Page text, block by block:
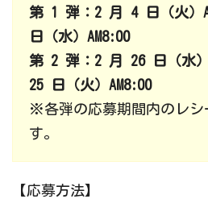
第 1 弾：2 月 4 日（火）
日（水）AM8:00
第 2 弾：2 月 26 日（水
25 日（火）AM8:00
※各弾の応募期間内のレシ
す。
【応募方法】